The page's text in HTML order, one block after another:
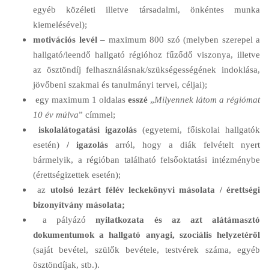
egyéb közéleti illetve társadalmi, önkéntes munka
kiemelésével);
motivációs levél– maximum 800 szó (melyben szerepel a
hallgató/leendő hallgató régióhoz fűződő viszonya, illetve
az ösztöndíj felhasználásnak/szükségességének indoklása,
jövőbeni szakmai és tanulmányi tervei, céljai);
egy maximum 1 oldalas esszé „Milyennek látom a régiómat
10 év múlva” címmel;
iskolalátogatási igazolás (egyetemi, főiskolai hallgatók
esetén) / igazolás arról, hogy a diák felvételt nyert
bármelyik, a régióban található felsőoktatási intézménybe
(érettségizettek esetén);
az utolsó lezárt félév leckekönyvi másolata / érettségi
bizonyítvány másolata;
a pályázónyilatkozata és az azt alátámasztó
dokumentumok a hallgató anyagi, szociális helyzetéről
(saját bevétel, szülők bevétele, testvérek száma, egyéb
ösztöndíjak, stb.).